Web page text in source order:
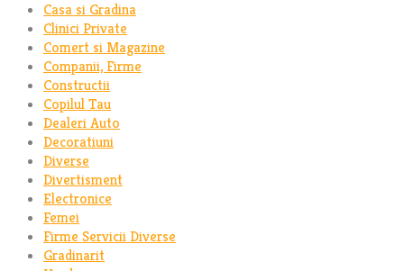
Casa si Gradina
Clinici Private
Comert si Magazine
Companii, Firme
Constructii
Copilul Tau
Dealeri Auto
Decoratiuni
Diverse
Divertisment
Electronice
Femei
Firme Servicii Diverse
Gradinarit